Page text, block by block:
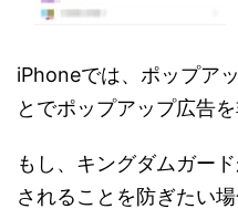
iPhoneでは、ポップア
とでポップアップ広告
もし、キングダムガー
されることを防ぎたい